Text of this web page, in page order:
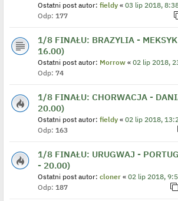
Ostatni post autor: fieldy « 03 lip 2018,
Odp: 177
1/8 FINAŁU: BRAZYLIA -
16.00)
Ostatni post autor: Morrow « 02 lip 2018,
Odp: 74
1/8 FINAŁU: CHORWACJA -
20.00)
Ostatni post autor: fieldy « 02 lip 2018,
Odp: 163
1/8 FINAŁU: URUGWAJ -
- 20.00)
Ostatni post autor: cloner « 02 lip 2018,
Odp: 187